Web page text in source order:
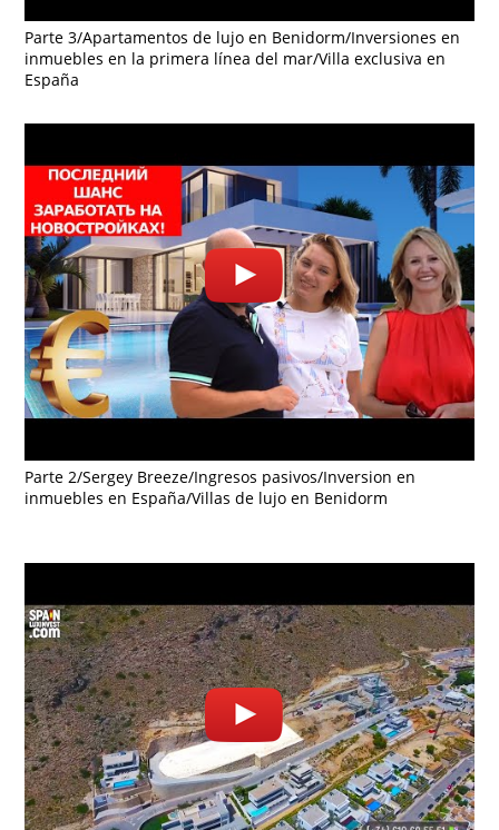
Parte 3/Apartamentos de lujo en Benidorm/Inversiones en
inmuebles en la primera línea del mar/Villa exclusiva en
España
Parte 2/Sergey Breeze/Ingresos pasivos/Inversion en
inmuebles en España/Villas de lujo en Benidorm